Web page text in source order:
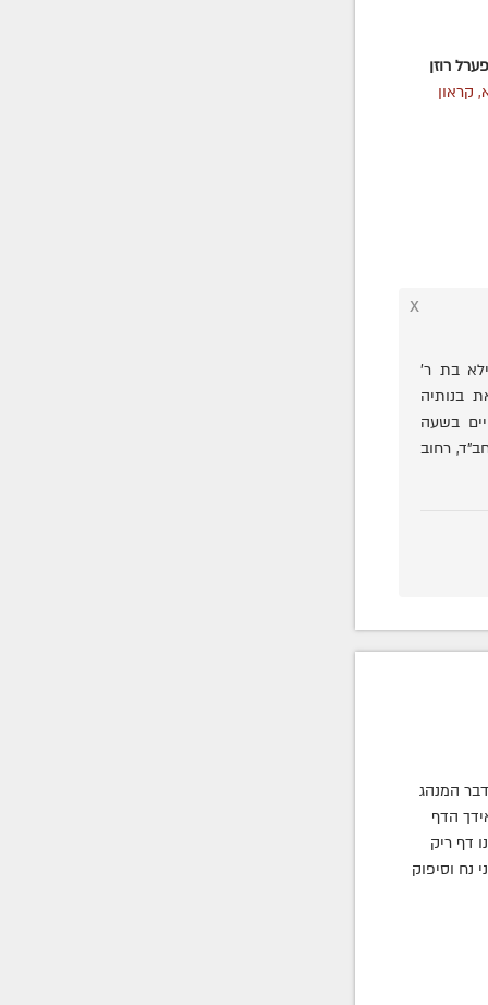
רוזן
קראון
x
בת ר'
בנותיה
בשעה
רחוב
המנהג
הדף
דף ריק
נח וסיפוק